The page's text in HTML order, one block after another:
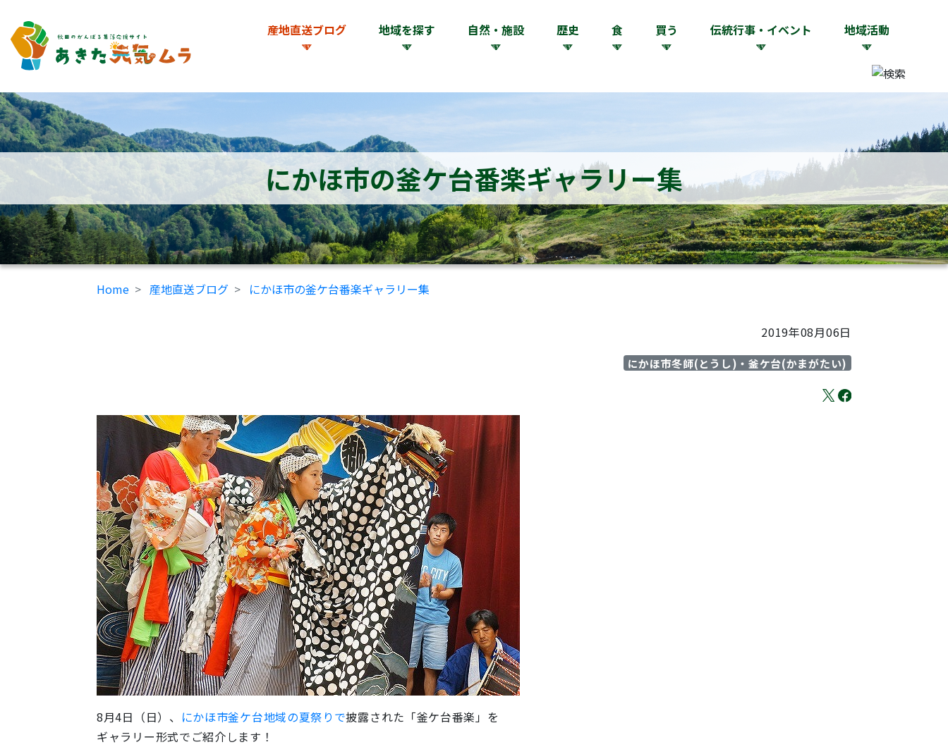
産地直送ブログ 地域を探す 自然・施設 歴史 食 買う 伝統行事・イベント 地域活動
にかほ市の釜ケ台番楽ギャラリー集
Home 産地直送ブログ にかほ市の釜ケ台番楽ギャラリー集
2019年08月06日
にかほ市冬師(とうし)・釜ケ台(かまがたい)
8月4日（日）、 にかほ市釜ケ台地域の夏祭りで披露された「釜ケ台番楽」を
ギャラリー形式でご紹介します！